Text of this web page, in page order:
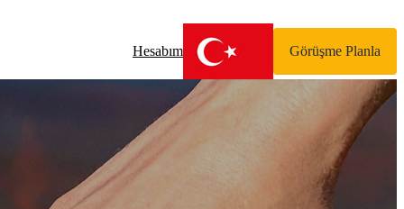
Hesabım Görüşme Planla